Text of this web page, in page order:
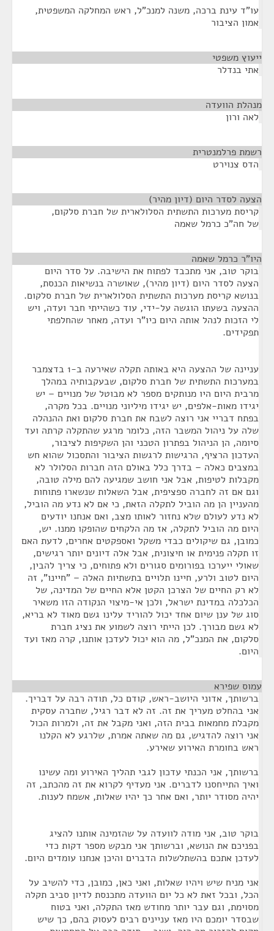
עו"ד עינת ברכה, משנה למנכ"ל, ראש המחלקה המשפטית,
אמון הציבור
ייעוץ משפטי
אתי בנדלר
מנהלת הוועדה
לאה ורון
רשמת פרלמנטרית
הדס צנוירט
הצעה לסדר היום (דיון מהיר)
קריסת מערכות התשתית הסלולארית של חברת סלקום,
של חה"כ כרמל שאמה
היו"ר כרמל שאמה
בוקר טוב, אני מתכבד לפתוח את הישיבה. על סדר היום
הצעה לסדר היום (דיון מהיר), שאושרה בנשיאות הכנסת,
בנושא קריסת מערכות התשתית הסלולארית של חברת סלקום.
ההצעה בשעתו הוגשה על-ידי, עוד כשהייתי חבר ועדה, ויש
לי הזכות לנהל אותה היום כיו"ר ועדה, מאחר שהחלפתי
תפקידים.
עניינה של ההצעה היא באותה תקלה שאירעה ב-1 בדצמבר
במערכות התשתית של חברת סלקום, שבעקבותיה במהלך
מרבית היום היו מנותקים מספר לא מבוטל של מנויים – יש
יגידו מאות-אלפים, יש יגידו מיליוני מנויים. בכל מקרה,
בפתח דבריי אני רוצה לשבח את חברת סלקום ואת ההנהלה
שלה על ניהול המשבר הזה, כלומר מרגע שהתקלה קרתה ועד
סיומה, הן הניהול בפתרון הטכני והן השקיפות לציבור,
העדכון הרציף, הרגישות לרגשות הציבור והתסכול שהוא חש
במצבים כאלה – בדרך כלל באולם הזה חברות הסלולר לא
מקבלות לטיפות, אבל אני חושב שמגיעה להם מילה טובה,
וגם אם זה לחברה ספציפית, אבל השאלות שנשארו פתוחות
מהעניין הן מה הוביל לתקלה הזאת, כי אם לא נדע מה הוביל,
לא נדע לעולם שלא נחזור לאותו מצב, ואם אנחנו יודעים
היום מה הוביל לתקלה, אז מה הלקחים שהופקו ממנו. יש,
כמובן, גם שיקולים כבדי משקל ואספקטים אחרים, לדעת האם
זו תקלה פנימית או חיצונית, אבל אלה דיונים יותר רגישים,
שאולי ייערכו בפורומים סגורים ולא פתוחים, כי צריך להבין,
היום לטוב ולרע, חיינו תלויים בתשתיות האלה – "חיינו", זה
לא רק החיים של הצרכן הקטן אלא החיים של המדינה, של
הכלכלה במדינת ישראל, ולכן אי-מיצוי הנקודה הזו משאיר
סוג של ענן שיום אחד יכול להוריד עלינו גשם מאוד לא בריא,
לא גשם מבורך. לכן הייתי רוצה לשמוע את נציג חברת
סלקום, את המנכ"ל, מה הוא יכול לעדכן אותנו, קרה מאז ועד
היום.
עמוס שפירא
ברשותך, אדוני היושב-ראש, קודם כל, תודה רבה על דבריך.
אני בהחלט מעריך את זה. זה לא דבר רגיל, שחברה עסקית
מקבלת מחמאות בבית הזה, ואני מקבל את זה, ולמרות הכול
אני רוצה להדגיש, גם מה שאתה אמרת, שלרגע לא הקלנו
ראש בחומרת האירוע שאירע.
ברשותך, אני הכנתי עדכון לגבי תהליך האירוע ומה עשינו
ואיך התייחסנו לדברים. אני מעדיף לקרוא את זה מהכתב, זה
יהיה מסודר יותר, ואם אחר כך יהיו שאלות, אשמח לענות.
בוקר טוב, אני מודה לוועדה על שהזמינה אותנו להציג
בפניכם את הנושא, וברשותך אני מבקש מספר דקות כדי
לעדכן אתכם בהשתלשלות הדברים והיכן אנחנו עומדים היום.
אני מניח שיש ויהיו שאלות, ואני כאן, כמובן, כדי להשיב על
הכל, ובכל זאת לא כל יום הוועדה מתכנסת לדיון סביב תקלה
מסוימת, וגם עבר יותר מחודש מאז התקלה, ואני בטוח
שבסדר יומכם היו מאז עניינים רבים לעסוק בהם, כך שיש